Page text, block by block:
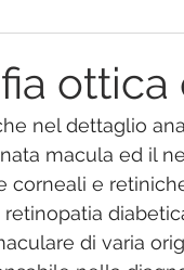
ottica
nel dettaglio
macula ed il
corneali e
di varia